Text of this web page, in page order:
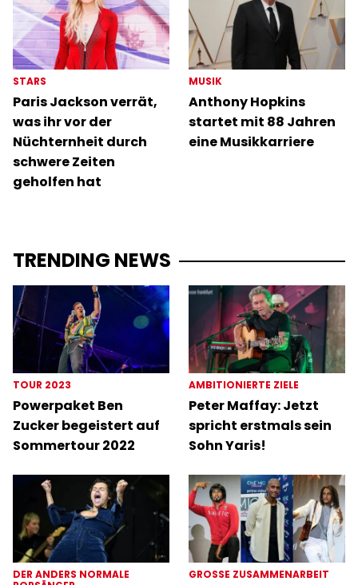
STARS
Paris Jackson verrät,
was ihr vor der
Nüchternheit durch
schwere Zeiten
geholfen hat
MUSIK
Anthony Hopkins
startet mit 88 Jahren
eine Musikkarriere
TRENDING NEWS
TOUR 2023
Powerpaket Ben
Zucker begeistert auf
Sommertour 2022
AMBITIONIERTE ZIELE
Peter Maffay: Jetzt
spricht erstmals sein
Sohn Yaris!
DER ANDERS NORMALE
GROSSE ZUSAMMENARBEIT